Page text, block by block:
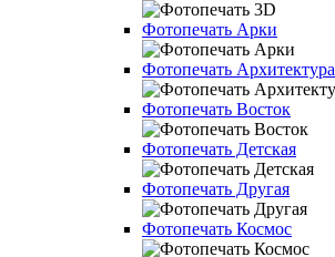
Фотопечать Арки
Фотопечать Архитектура
Фотопечать Восток
Фотопечать Детская
Фотопечать Другая
Фотопечать Космос